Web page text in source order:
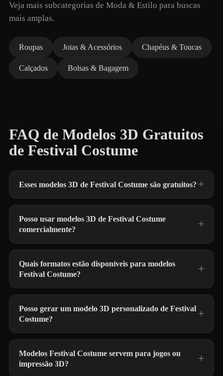
Veja mais subcategorias de Moda & Estilo para buscas
mais amplas.
Roupas Joias & Acessórios Chapéus & Toucas
Calçados Bolsas & Bagagem
FAQ de Modelos 3D Gratuitos
de Festival Costume
Esses modelos 3D de Festival Costume são gratuitos?
Posso usar modelos 3D de Festival Costume
comercialmente?
Quais formatos estão disponíveis para modelos
Festival Costume?
Posso gerar um modelo 3D personalizado de Festival
Costume?
Modelos Festival Costume servem para jogos ou
impressão 3D?